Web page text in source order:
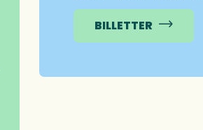
BILLETTER